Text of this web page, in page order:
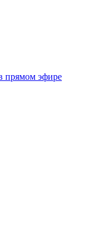
прямом эфире